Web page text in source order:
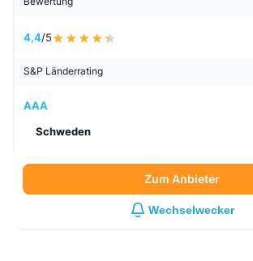
4,4/5
S&P Länderrating
AAA
Schweden
Zum Anbieter
Wechselwecker